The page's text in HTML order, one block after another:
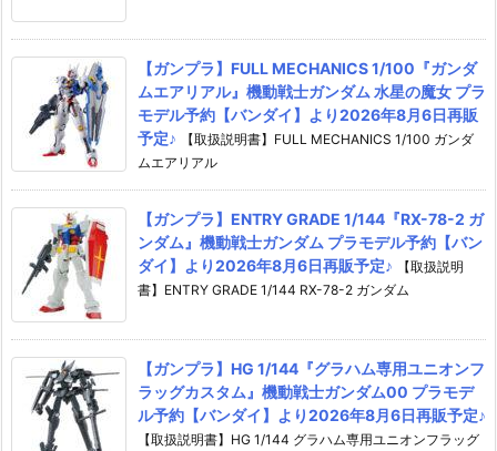
【ガンプラ】FULL MECHANICS 1/100『ガンダ
ムエアリアル』機動戦士ガンダム 水星の魔女 プラ
モデル予約【バンダイ】より2026年8月6日再販
予定♪
【取扱説明書】FULL MECHANICS 1/100 ガンダ
ムエアリアル
【ガンプラ】ENTRY GRADE 1/144『RX-78-2 ガ
ンダム』機動戦士ガンダム プラモデル予約【バン
ダイ】より2026年8月6日再販予定♪
【取扱説明
書】ENTRY GRADE 1/144 RX-78-2 ガンダム
【ガンプラ】HG 1/144『グラハム専用ユニオンフ
ラッグカスタム』機動戦士ガンダム00 プラモデ
ル予約【バンダイ】より2026年8月6日再販予定♪
【取扱説明書】HG 1/144 グラハム専用ユニオンフラッグ